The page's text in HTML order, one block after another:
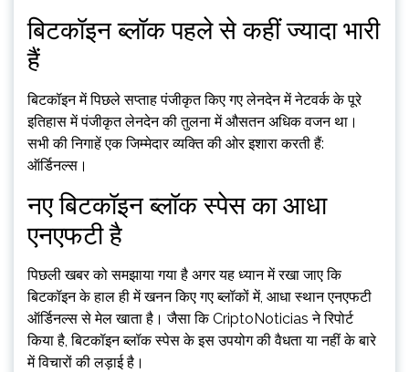
बिटकॉइन ब्लॉक पहले से कहीं ज्यादा भारी
हैं
बिटकॉइन में पिछले सप्ताह पंजीकृत किए गए लेनदेन में नेटवर्क के पूरे
इतिहास में पंजीकृत लेनदेन की तुलना में औसतन अधिक वजन था।
सभी की निगाहें एक जिम्मेदार व्यक्ति की ओर इशारा करती हैं:
ऑर्डिनल्स।
नए बिटकॉइन ब्लॉक स्पेस का आधा
एनएफटी है
पिछली खबर को समझाया गया है अगर यह ध्यान में रखा जाए कि
बिटकॉइन के हाल ही में खनन किए गए ब्लॉकों में, आधा स्थान एनएफटी
ऑर्डिनल्स से मेल खाता है। जैसा कि CriptoNoticias ने रिपोर्ट
किया है, बिटकॉइन ब्लॉक स्पेस के इस उपयोग की वैधता या नहीं के बारे
में विचारों की लड़ाई है।